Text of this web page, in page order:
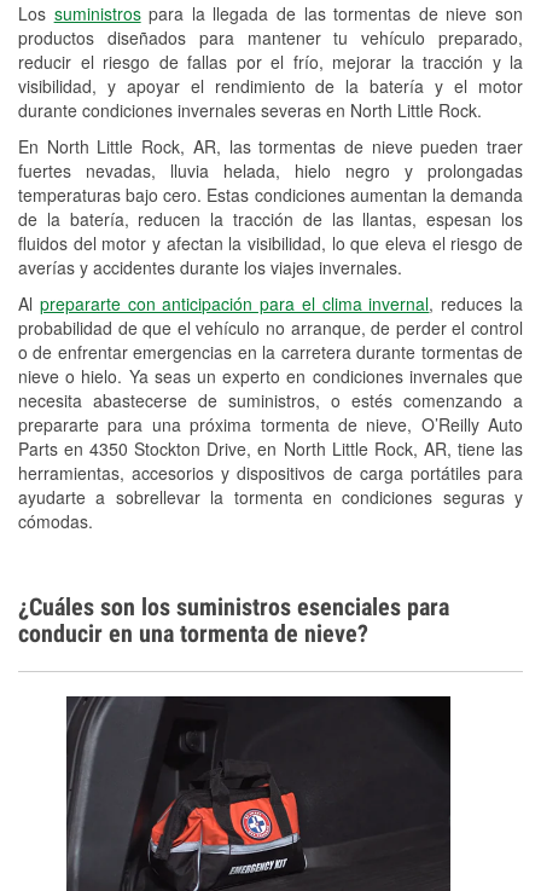
Los suministrospara la llegada de las tormentas de nieve son
productos diseñados para mantener tu vehículo preparado,
reducir el riesgo de fallas por el frío, mejorar la tracción y la
visibilidad, y apoyar el rendimiento de la batería y el motor
durante condiciones invernales severas en North Little Rock.
En North Little Rock, AR, las tormentas de nieve pueden traer
fuertes nevadas, lluvia helada, hielo negro y prolongadas
temperaturas bajo cero. Estas condiciones aumentan la demanda
de la batería, reducen la tracción de las llantas, espesan los
fluidos del motor y afectan la visibilidad, lo que eleva el riesgo de
averías y accidentes durante los viajes invernales.
Al prepararte con anticipación para el clima invernal, reduces la
probabilidad de que el vehículo no arranque, de perder el control
o de enfrentar emergencias en la carretera durante tormentas de
nieve o hielo. Ya seas un experto en condiciones invernales que
necesita abastecerse de suministros, o estés comenzando a
prepararte para una próxima tormenta de nieve, O’Reilly Auto
Parts en 4350 Stockton Drive, en North Little Rock, AR, tiene las
herramientas, accesorios y dispositivos de carga portátiles para
ayudarte a sobrellevar la tormenta en condiciones seguras y
cómodas.
Reciclaje de baterías y aceite
Instalación de bombillas de faros
Instalación de limpiaparabrisas
Programa de Préstamo de
Herramientas
Mezcla de pinturas
Rectificación de tambores y discos de
freno
Mangueras hidráulicas a la medida
Snowstorm Supplies
Tornado Supplies
Conoce más
¿Cuáles son los suministros esenciales para
conducir en una tormenta de nieve?